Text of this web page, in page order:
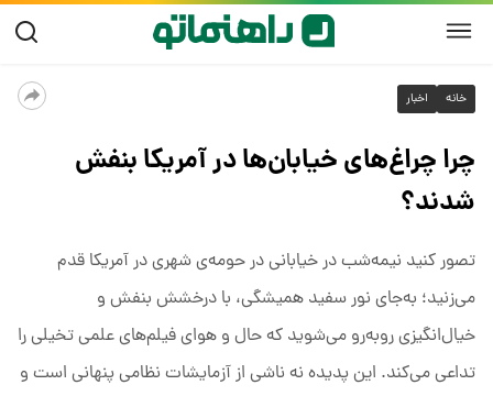
خانه اخبار
چرا چراغ‌های خیابان‌ها در آمریکا بنفش
شدند؟
تصور کنید نیمه‌شب در خیابانی در حومه‌ی شهری در آمریکا قدم
می‌زنید؛ به‌جای نور سفید همیشگی، با درخشش بنفش و
خیال‌انگیزی روبه‌رو می‌شوید که حال و هوای فیلم‌های علمی تخیلی را
تداعی می‌کند. این پدیده نه ناشی از آزمایشات نظامی پنهانی است و